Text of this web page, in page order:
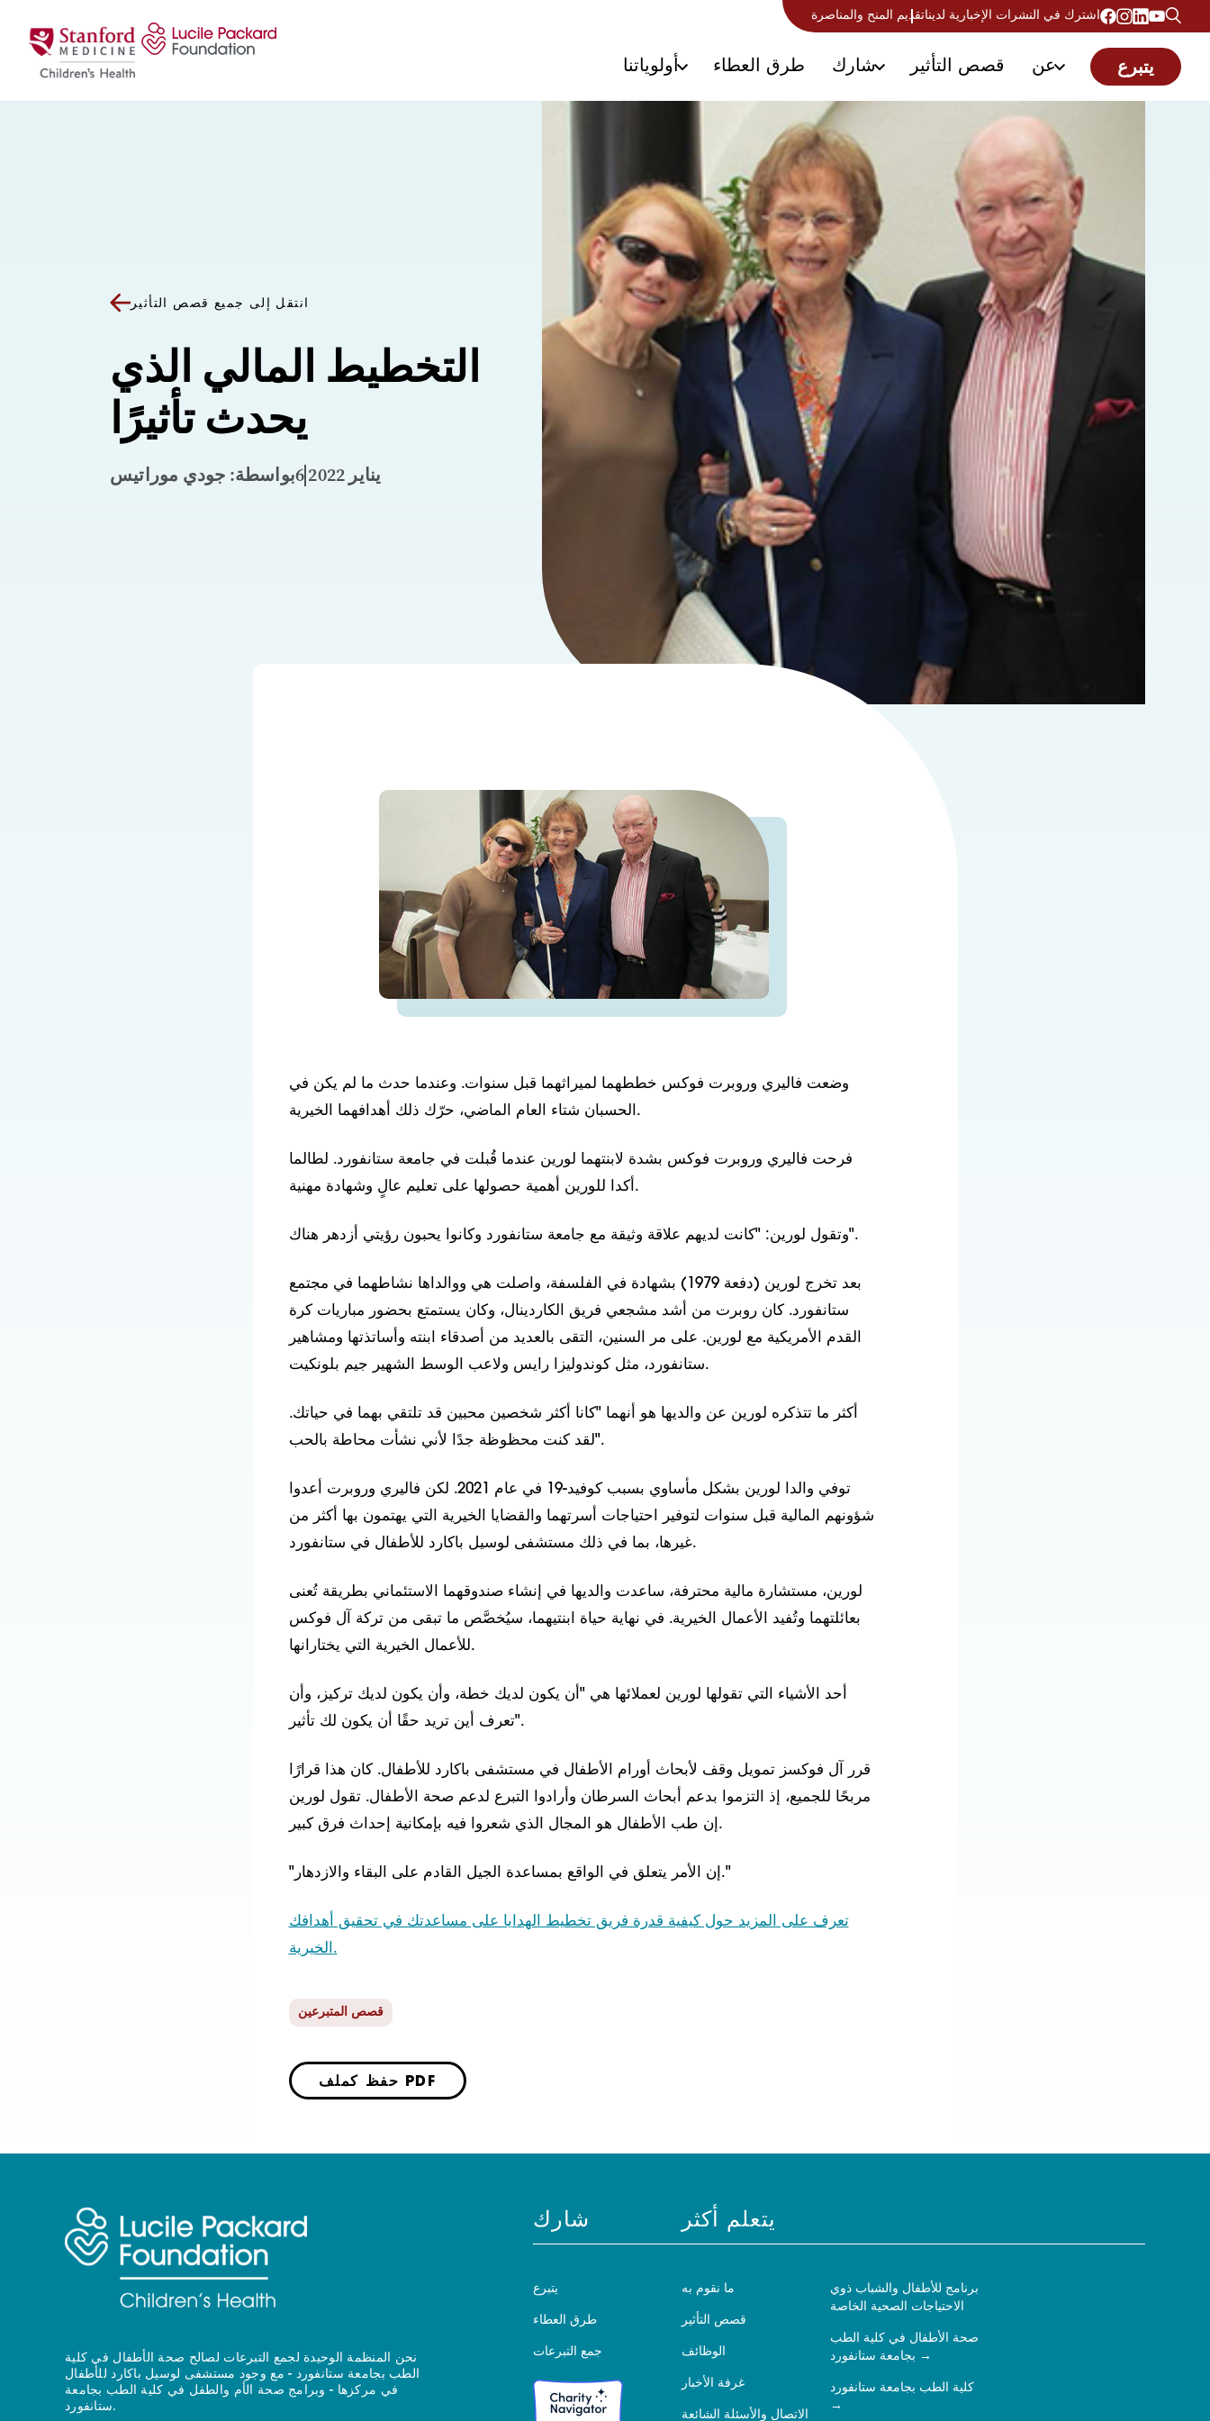
تقديم المنح والمناصرةاشترك في النشرات الإخبارية لدينا
أولوياتنا طرق العطاء شارك قصص التأثير عن يتبرع
انتقل إلى جميع قصص التأثير
التخطيط المالي الذي
يحدث تأثيرًا
بواسطة: جودي موراتيس 6 يناير 2022
وضعت فاليري وروبرت فوكس خططهما لميراثهما قبل سنوات. وعندما حدث ما لم يكن في
الحسبان شتاء العام الماضي، حرّك ذلك أهدافهما الخيرية.
فرحت فاليري وروبرت فوكس بشدة لابنتهما لورين عندما قُبلت في جامعة ستانفورد. لطالما
أكدا للورين أهمية حصولها على تعليم عالٍ وشهادة مهنية.
وتقول لورين: "كانت لديهم علاقة وثيقة مع جامعة ستانفورد وكانوا يحبون رؤيتي أزدهر هناك".
بعد تخرج لورين (دفعة 1979) بشهادة في الفلسفة، واصلت هي ووالداها نشاطهما في مجتمع
ستانفورد. كان روبرت من أشد مشجعي فريق الكاردينال، وكان يستمتع بحضور مباريات كرة
القدم الأمريكية مع لورين. على مر السنين، التقى بالعديد من أصدقاء ابنته وأساتذتها ومشاهير
ستانفورد، مثل كوندوليزا رايس ولاعب الوسط الشهير جيم بلونكيت.
أكثر ما تتذكره لورين عن والديها هو أنهما "كانا أكثر شخصين محبين قد تلتقي بهما في حياتك.
لقد كنت محظوظة جدًا لأني نشأت محاطة بالحب".
توفي والدا لورين بشكل مأساوي بسبب كوفيد-19 في عام 2021. لكن فاليري وروبرت أعدوا
شؤونهم المالية قبل سنوات لتوفير احتياجات أسرتهما والقضايا الخيرية التي يهتمون بها أكثر من
غيرها، بما في ذلك مستشفى لوسيل باكارد للأطفال في ستانفورد.
لورين، مستشارة مالية محترفة، ساعدت والديها في إنشاء صندوقهما الاستئماني بطريقة تُعنى
بعائلتهما وتُفيد الأعمال الخيرية. في نهاية حياة ابنتيهما، سيُخصَّص ما تبقى من تركة آل فوكس
للأعمال الخيرية التي يختارانها.
أحد الأشياء التي تقولها لورين لعملائها هي "أن يكون لديك خطة، وأن يكون لديك تركيز، وأن
تعرف أين تريد حقًا أن يكون لك تأثير".
قرر آل فوكسز تمويل وقف لأبحاث أورام الأطفال في مستشفى باكارد للأطفال. كان هذا قرارًا
مربحًا للجميع، إذ التزموا بدعم أبحاث السرطان وأرادوا التبرع لدعم صحة الأطفال. تقول لورين
إن طب الأطفال هو المجال الذي شعروا فيه بإمكانية إحداث فرق كبير.
"إن الأمر يتعلق في الواقع بمساعدة الجيل القادم على البقاء والازدهار."
تعرف على المزيد حول كيفية قدرة فريق تخطيط الهدايا على مساعدتك في تحقيق أهدافك
الخيرية.
قصص المتبرعين
حفظ كملف PDF
نحن المنظمة الوحيدة لجمع التبرعات لصالح صحة الأطفال في كلية
الطب بجامعة ستانفورد - مع وجود مستشفى لوسيل باكارد للأطفال
في مركزها - وبرامج صحة الأم والطفل في كلية الطب بجامعة
ستانفورد.
شارك
يتبرع
طرق العطاء
جمع التبرعات
يتعلم أكثر
ما نقوم به
قصص التأثير
الوظائف
غرفة الأخبار
الاتصال والأسئلة الشائعة
برنامج للأطفال والشباب ذوي
الاحتياجات الصحية الخاصة
صحة الأطفال في كلية الطب
بجامعة ستانفورد
كلية الطب بجامعة ستانفورد